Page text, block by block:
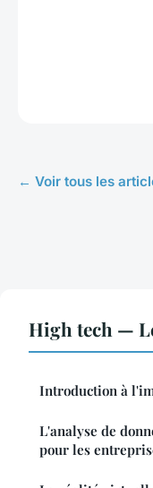
← Voir tous les
High tech —
Introduction à
L'analyse de
pour les